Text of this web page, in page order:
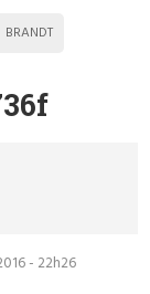
BRANDT
- 22h26